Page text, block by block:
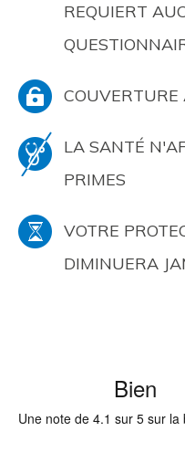
REQUIERT
COUVERTURE
LA SANTÉ
PRIMES
VOTRE
DIMINUERA